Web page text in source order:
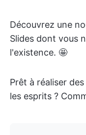
Découvrez une
Slides dont vous
l'existence. 🤩
Prêt à réaliser
les esprits ?